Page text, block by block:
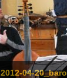
2012-04-